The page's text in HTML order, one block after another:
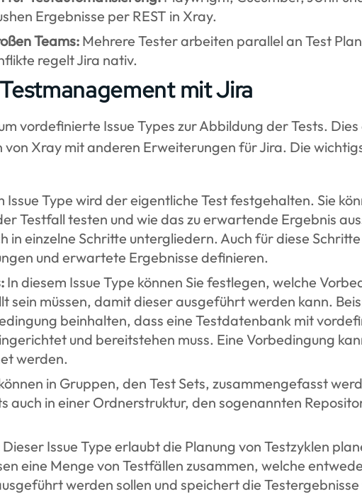
Ergebnisse per REST in Xray.
Teams:Mehrere Tester arbeiten parallel an Test
regelt Jira nativ.
mit Jira
vordefinierte Issue Types zur Abbildung der Tests.
Xray mit anderen Erweiterungen für Jira. Die
Issue Type wird der eigentliche Test festgehalten. Sie
Testfall testen und wie das zu erwartende Ergebnis
in einzelne Schritte untergliedern. Auch für diese
und erwartete Ergebnisse definieren.
In diesem Issue Type können Sie festlegen, welche
sein müssen, damit dieser ausgeführt werden kann.
beinhalten, dass eine Testdatenbank mit
und bereitstehen muss. Eine Vorbedingung
werden.
in Gruppen, den Test Sets, zusammengefasst
auch in einer Ordnerstruktur, den sogenannten
Dieser Issue Type erlaubt die Planung von Testzyklen
eine Menge von Testfällen zusammen, welche
werden sollen und speichert die